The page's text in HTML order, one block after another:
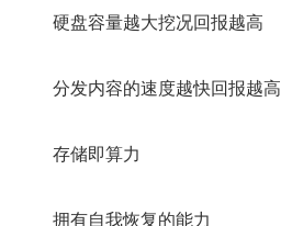
硬盘容量越大挖况回报越高
分发内容的速度越快回报越高
存储即算力
拥有自我恢复的能力